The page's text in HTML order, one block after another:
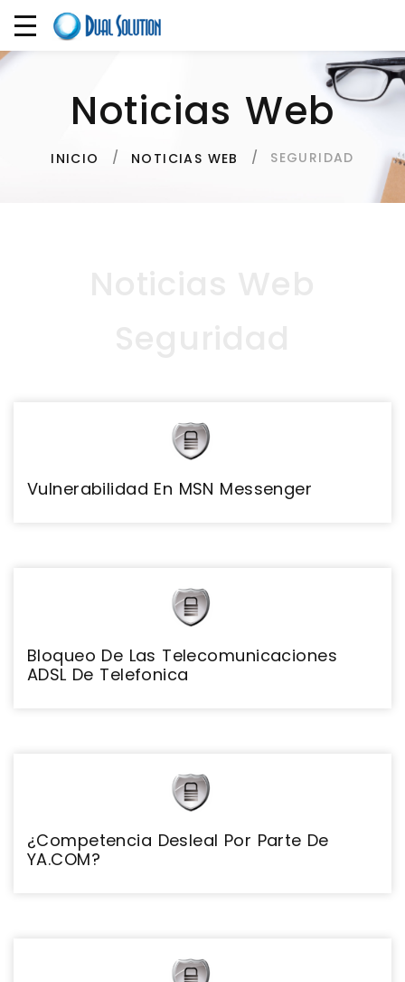
Noticias Web
INICIO NOTICIAS WEB SEGURIDAD
Vulnerabilidad En MSN Messenger
Bloqueo De Las Telecomunicaciones
ADSL De Telefonica
¿Competencia Desleal Por Parte De
YA.COM?